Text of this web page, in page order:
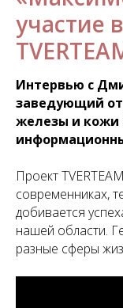
участие
Интервью с
заведующий
железы и кожи
Проект
современниках,
добивается
нашей области.
разные сферы